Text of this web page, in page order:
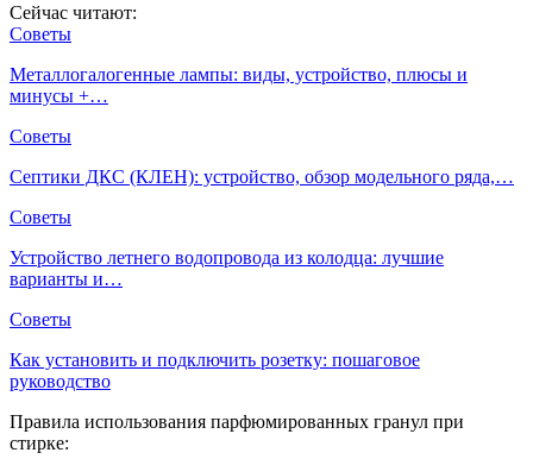
Сейчас читают:
Советы
Металлогалогенные лампы: виды, устройство, плюсы и
минусы +…
Советы
Септики ДКС (КЛЕН): устройство, обзор модельного ряда,…
Советы
Устройство летнего водопровода из колодца: лучшие
варианты и…
Советы
Как установить и подключить розетку: пошаговое
руководство
Правила использования парфюмированных гранул при
стирке: